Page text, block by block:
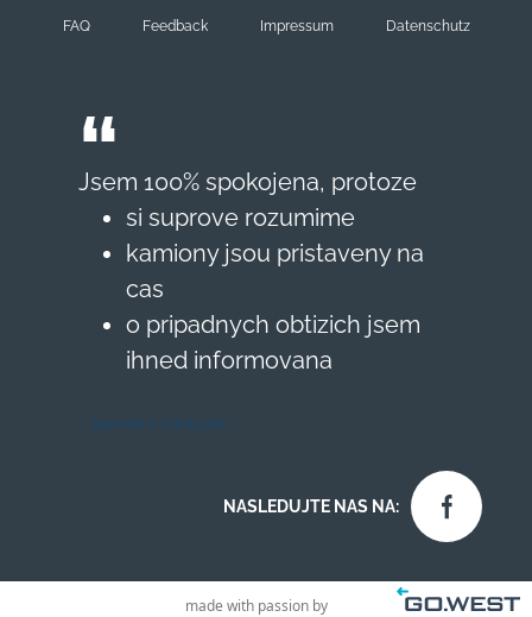
FAQ Feedback Impressum Datenschutz
Jsem 100% spokojena, protoze
si suprove rozumime
kamiony jsou pristaveny na
cas
o pripadnych obtizich jsem
ihned informovana
Danielle z Colnbrook
NASLEDUJTE NAS NA:
made with passion by